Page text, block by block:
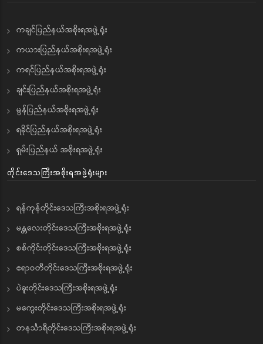
ကချင်ပြည်နယ်အစိုးရအဖွဲ့ရုံး
ကယားပြည်နယ်အစိုးရအဖွဲ့ရုံး
ကရင်ပြည်နယ်အစိုးရအဖွဲ့ရုံး
ချင်းပြည်နယ်အစိုးရအဖွဲ့ရုံး
မွန်ပြည်နယ်အစိုးရအဖွဲ့ရုံး
ရခိုင်ပြည်နယ်အစိုးရအဖွဲ့ရုံး
ရှမ်းပြည်နယ် အစိုးရအဖွဲ့ရုံး
တိုင်းဒေသကြီးအစိုးရအဖွဲ့ရုံးများ
ရန်ကုန်တိုင်းဒေသကြီးအစိုးရအဖွဲ့ရုံး
မန္တလေးတိုင်းဒေသကြီးအစိုးရအဖွဲ့ရုံး
စစ်ကိုင်းတိုင်းဒေသကြီးအစိုးရအဖွဲ့ရုံး
ဧရာဝတီတိုင်းဒေသကြီးအစိုးရအဖွဲ့ရုံး
ပဲခူးတိုင်းဒေသကြီးအစိုးရအဖွဲ့ရုံး
မကွေးတိုင်းဒေသကြီးအစိုးရအဖွဲ့ရုံး
တနင်္သာရီတိုင်းဒေသကြီးအစိုးရအဖွဲ့ရုံး